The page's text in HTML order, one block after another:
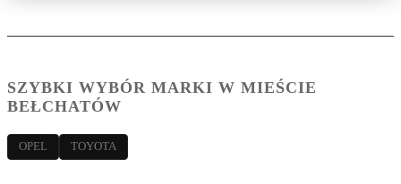
SZYBKI WYBÓR MARKI W MIEŚCIE
BEŁCHATÓW
OPEL TOYOTA